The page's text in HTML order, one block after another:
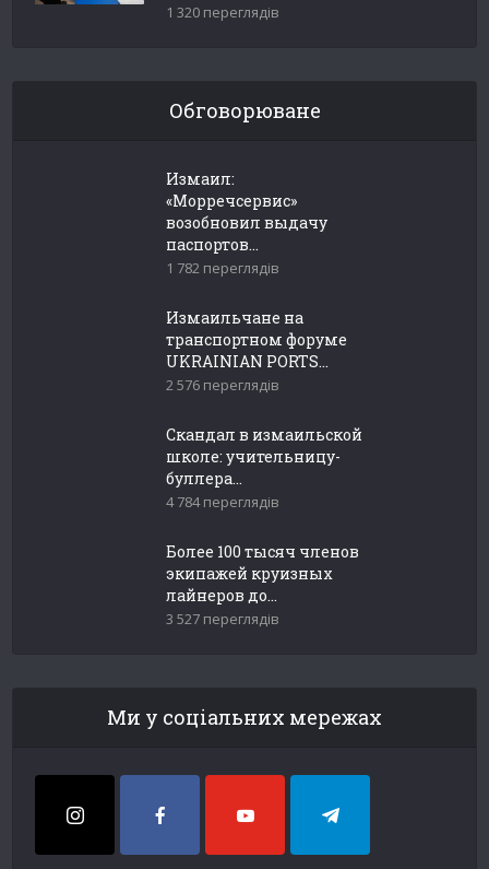
1 320 переглядів
Обговорюване
Измаил:
«Морречсервис»
возобновил выдачу
паспортов...
1 782 переглядів
Измаильчане на
транспортном форуме
UKRAINIAN PORTS...
2 576 переглядів
Скандал в измаильской
школе: учительницу-
буллера...
4 784 переглядів
Более 100 тысяч членов
экипажей круизных
лайнеров до...
3 527 переглядів
Ми у соціальних мережах